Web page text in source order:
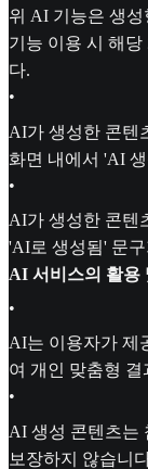
위 AI 기능은 생
기능 이용 시 해
다.
•
AI가 생성한 콘텐
화면 내에서 'AI
•
AI가 생성한 콘텐
'AI로 생성됨' 문
AI 서비스의 활용
•
AI는 이용자가 제
여 개인 맞춤형
•
AI 생성 콘텐츠는
보장하지 않습니